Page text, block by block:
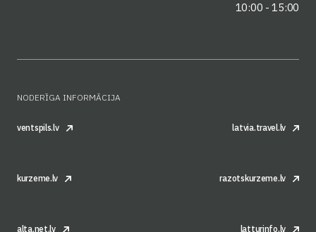
10:00 - 15:00
NODERĪGA INFORMĀCIJA
ventspils.lv latvia.travel.lv
kurzeme.lv razotskurzeme.lv
alta.net.lv latturinfo.lv